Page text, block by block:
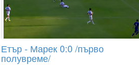
Етър - Марек 0:0 /първо
полувреме/